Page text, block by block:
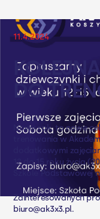
11.4.2024
DO
Nowy rok, to nowe
trenowania w
dodatkowymi
12 do 15 roku życia
Szkole Podstawowej
Zainteresowanych
biuro@ak3x3.pl.